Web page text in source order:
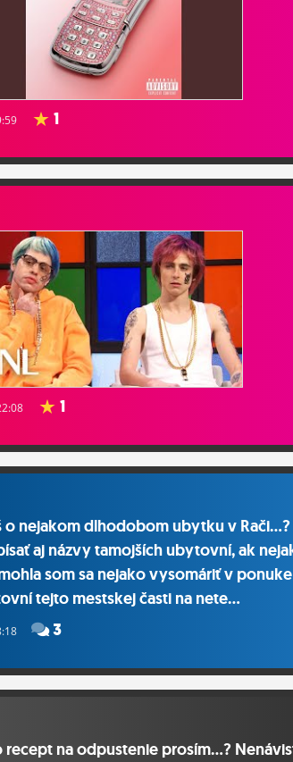
1
1
o nejakom dlhodobom ubytku v Rači...?
aj názvy tamojších ubytovní, ak
som sa nejako vysomáriť v ponuke
tejto mestskej časti na nete...
3
na odpustenie prosím...?